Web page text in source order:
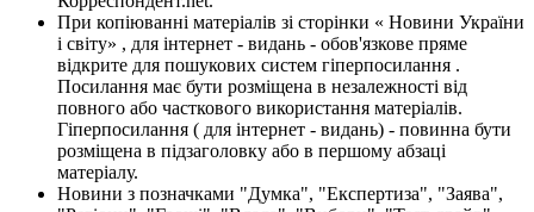
При копіюванні матеріалів зі сторінки « Новини України
і світу» , для інтернет - видань - обов'язкове пряме
відкрите для пошукових систем гіперпосилання .
Посилання має бути розміщена в незалежності від
повного або часткового використання матеріалів.
Гіперпосилання ( для інтернет - видань) - повинна бути
розміщена в підзаголовку або в першому абзаці
матеріалу.
Новини з позначками "Думка", "Експертиза", "Заява",